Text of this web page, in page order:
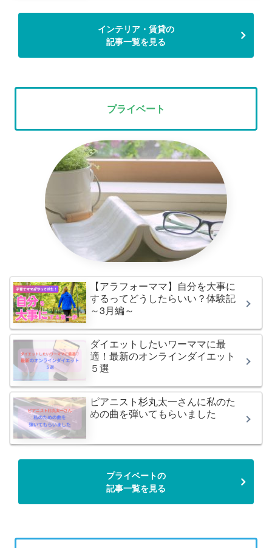
インテリア・賃貸の
記事一覧を見る
プライベート
【アラフォーママ】自分を大事に
するってどうしたらいい？体験記
～3月編～
ダイエットしたいワーママに最
適！最新のオンラインダイエット
５選
ピアニスト杉丸太一さんに私のた
めの曲を弾いてもらいました
プライベートの
記事一覧を見る